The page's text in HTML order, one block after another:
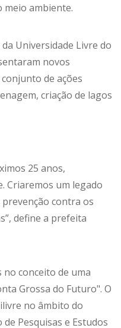
meio ambiente.
Universidade Livre do
novos
de ações
criação de lagos
25 anos,
Criaremos um legado
contra os
define a prefeita
conceito de uma
Grossa do Futuro". O
no âmbito do
Pesquisas e Estudos